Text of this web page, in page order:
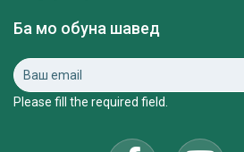
Ба мо обуна шавед
Please fill the required field.